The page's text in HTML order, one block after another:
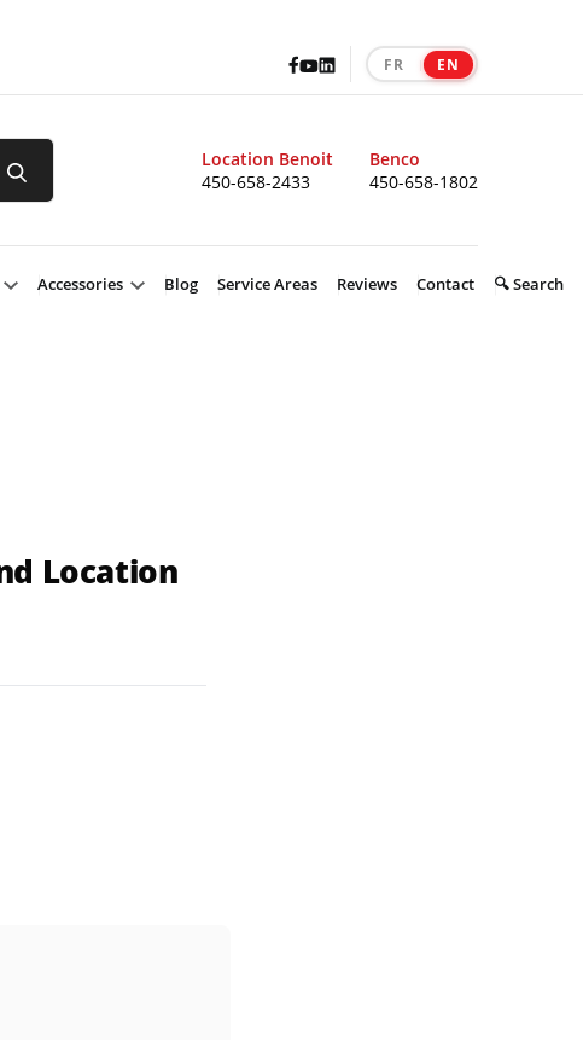
Facebook
Youtube
LinkedIn
FR EN
Location Benoit
450-658-2433
Benco
450-658-1802
Accessories Blog Service Areas Reviews Contact 🔍 Search
Location